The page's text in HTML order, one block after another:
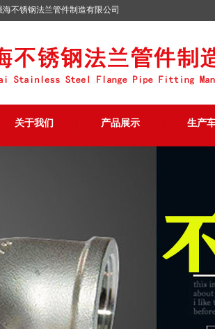
海不锈钢法兰管件制造有限公司
关于我们 产品展示 生产